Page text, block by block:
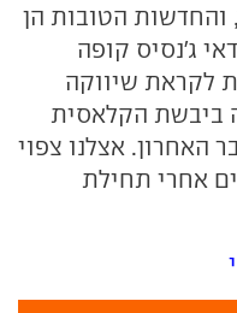
הטובות הן
ג'נסיס קופה
לקראת שיווקה
ביבשת הקלאסית
האחרון. אצלנו צפוי
אחרי תחילת